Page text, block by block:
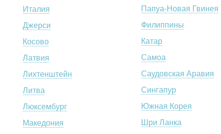
Италия
Джерси
Косово
Латвия
Лихтенштейн
Литва
Люксембург
Македония
Папуа-Новая Гвинея
Филиппины
Катар
Самоа
Саудовская Аравия
Сингапур
Южная Корея
Шри Ланка